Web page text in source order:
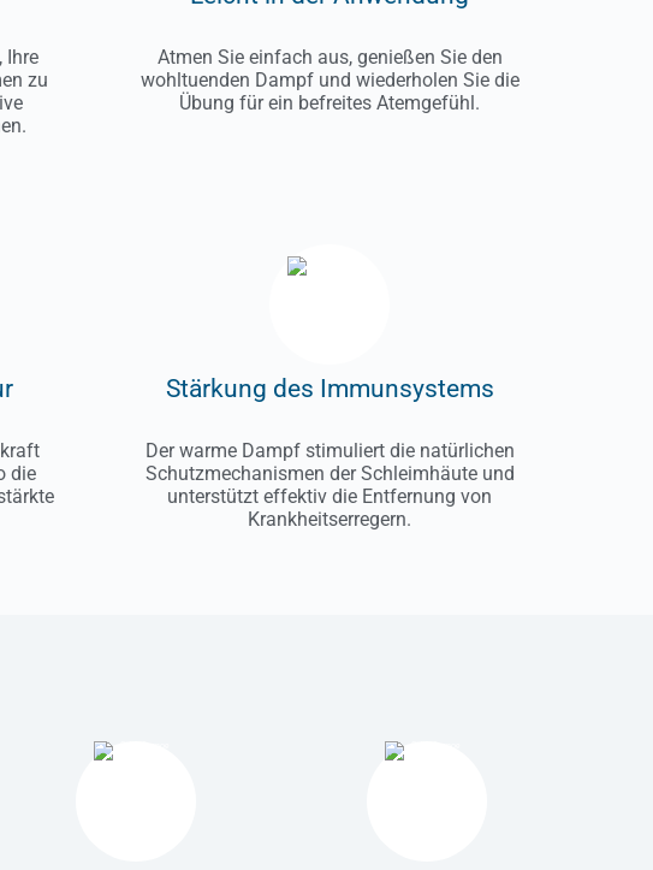
Ihre
zu
Atmen Sie einfach aus, genießen Sie den
wohltuenden Dampf und wiederholen Sie die
Übung für ein befreites Atemgefühl.
die
Stärkung des Immunsystems
Der warme Dampf stimuliert die natürlichen
Schutzmechanismen der Schleimhäute und
unterstützt effektiv die Entfernung von
Krankheitserregern.